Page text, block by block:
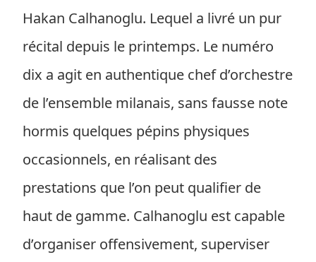
Hakan Calhanoglu. Lequel a livré un pur
récital depuis le printemps. Le numéro
dix a agit en authentique chef d’orchestre
de l’ensemble milanais, sans fausse note
hormis quelques pépins physiques
occasionnels, en réalisant des
prestations que l’on peut qualifier de
haut de gamme. Calhanoglu est capable
d’organiser offensivement, superviser